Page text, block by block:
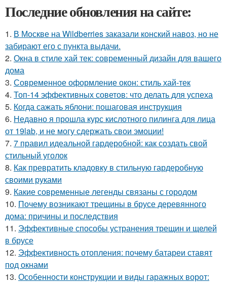
Последние обновления на сайте:
1. В Москве на Wildberries заказали конский навоз, но не
забирают его с пункта выдачи.
2. Окна в стиле хай тек: современный дизайн для вашего
дома
3. Современное оформление окон: стиль хай-тек
4. Топ-14 эффективных советов: что делать для успеха
5. Когда сажать яблони: пошаговая инструкция
6. Недавно я прошла курс кислотного пилинга для лица
от 19lab, и не могу сдержать свои эмоции!
7. 7 правил идеальной гардеробной: как создать свой
стильный уголок
8. Как превратить кладовку в стильную гардеробную
своими руками
9. Какие современные легенды связаны с городом
10. Почему возникают трещины в брусе деревянного
дома: причины и последствия
11. Эффективные способы устранения трещин и щелей
в брусе
12. Эффективность отопления: почему батареи ставят
под окнами
13. Особенности конструкции и виды гаражных ворот: